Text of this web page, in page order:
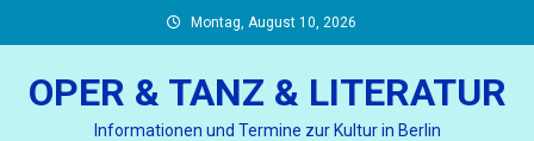
to
Montag, August 10, 2026
OPER & TANZ & LITERATUR
Informationen und Termine zur Kultur in Berlin